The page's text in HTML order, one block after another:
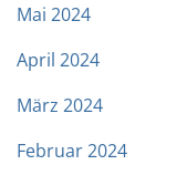
Mai 2024
April 2024
März 2024
Februar 2024